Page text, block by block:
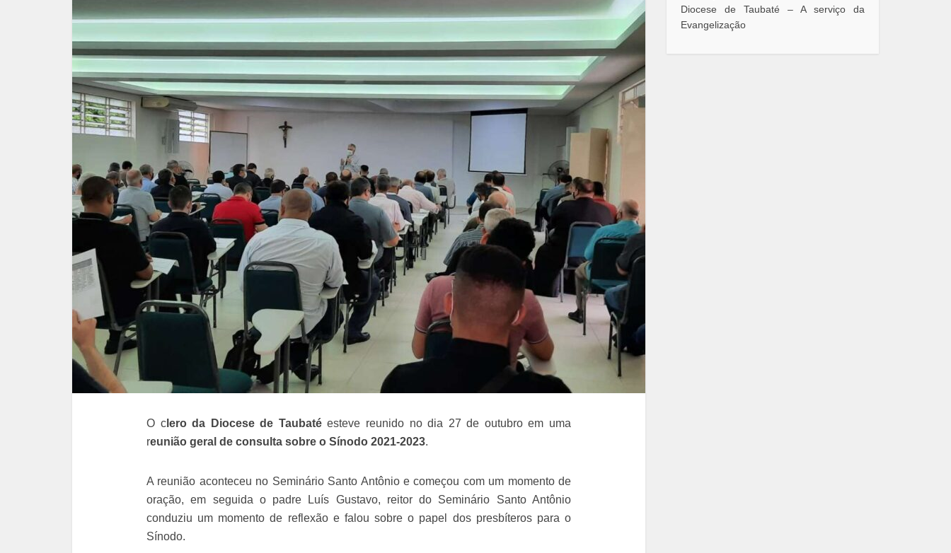
O clero da Diocese de Taubatéesteve reunido no dia 27 de outubro em uma
reunião geral de consulta sobre o Sínodo 2021-2023.
A reunião aconteceu no Seminário Santo Antônio e começou com um momento de
oração, em seguida o padre Luís Gustavo, reitor do Seminário Santo Antônio
conduziu um momento de reflexão e falou sobre o papel dos presbíteros para o
Sínodo.
Diocese de Taubaté – A serviço da
Evangelização